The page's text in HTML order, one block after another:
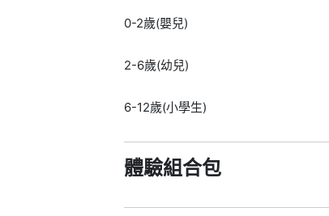
0-2歲(嬰兒)
2-6歲(幼兒)
6-12歲(小學生)
體驗組合包